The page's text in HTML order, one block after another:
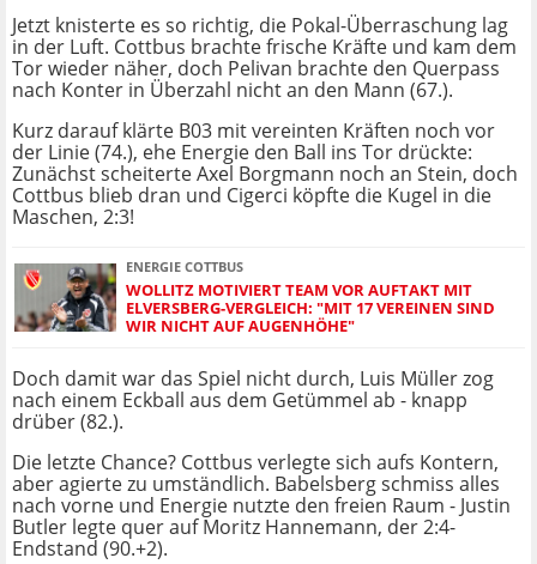
Jetzt knisterte es so richtig, die Pokal-Überraschung lag
in der Luft. Cottbus brachte frische Kräfte und kam dem
Tor wieder näher, doch Pelivan brachte den Querpass
nach Konter in Überzahl nicht an den Mann (67.).
Kurz darauf klärte B03 mit vereinten Kräften noch vor
der Linie (74.), ehe Energie den Ball ins Tor drückte:
Zunächst scheiterte Axel Borgmann noch an Stein, doch
Cottbus blieb dran und Cigerci köpfte die Kugel in die
Maschen, 2:3!
ENERGIE COTTBUS
WOLLITZ MOTIVIERT TEAM VOR AUFTAKT MIT
ELVERSBERG-VERGLEICH: "MIT 17 VEREINEN SIND
WIR NICHT AUF AUGENHÖHE"
Doch damit war das Spiel nicht durch, Luis Müller zog
nach einem Eckball aus dem Getümmel ab - knapp
drüber (82.).
Die letzte Chance? Cottbus verlegte sich aufs Kontern,
aber agierte zu umständlich. Babelsberg schmiss alles
nach vorne und Energie nutzte den freien Raum - Justin
Butler legte quer auf Moritz Hannemann, der 2:4-
Endstand (90.+2).